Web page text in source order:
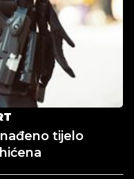
tijelo